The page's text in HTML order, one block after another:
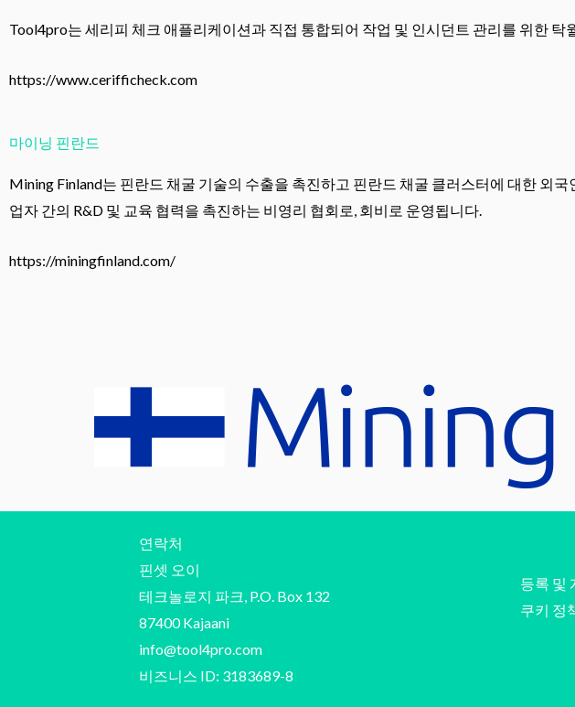
Tool4pro는 세리피 체크 애플리케이션과 직접 통합되어 작업 및 인시던트 관리를 위한 탁
https://www.cerifficheck.com
마이닝 핀란드
Mining Finland는 핀란드 채굴 기술의 수출을 촉진하고 핀란드 채굴 클러스터에 대한 외
업자 간의 R&D 및 교육 협력을 촉진하는 비영리 협회로, 회비로 운영됩니다.
https://miningfinland.com/
연락처
핀셋 오이
테크놀로지 파크, P.O. Box 132
87400 Kajaani
info@tool4pro.com
비즈니스 ID: 3183689-8
등록 및
쿠키 정